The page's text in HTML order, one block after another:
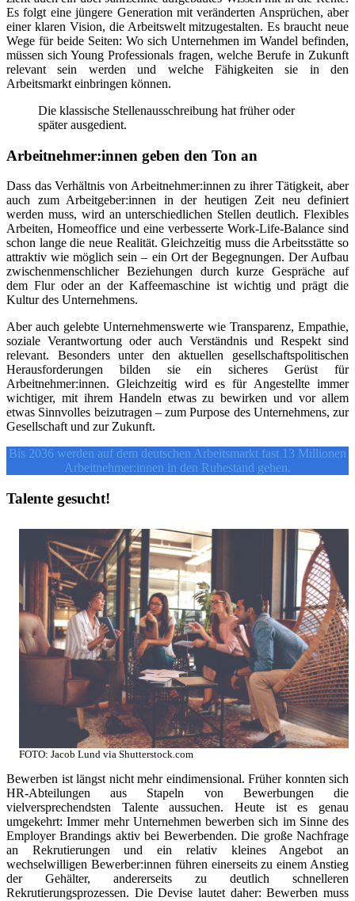
Es folgt eine jüngere Generation mit veränderten Ansprüchen, aber
einer klaren Vision, die Arbeitswelt mitzugestalten. Es braucht neue
Wege für beide Seiten: Wo sich Unternehmen im Wandel befinden,
müssen sich Young Professionals fragen, welche Berufe in Zukunft
relevant sein werden und welche Fähigkeiten sie in den
Arbeitsmarkt einbringen können.
Die klassische Stellenausschreibung hat früher oder
später ausgedient.
Arbeitnehmer:innen geben den Ton an
Dass das Verhältnis von Arbeitnehmer:innen zu ihrer Tätigkeit, aber
auch zum Arbeitgeber:innen in der heutigen Zeit neu definiert
werden muss, wird an unterschiedlichen Stellen deutlich. Flexibles
Arbeiten, Homeoffice und eine verbesserte Work-Life-Balance sind
schon lange die neue Realität. Gleichzeitig muss die Arbeitsstätte so
attraktiv wie möglich sein – ein Ort der Begegnungen. Der Aufbau
zwischenmenschlicher Beziehungen durch kurze Gespräche auf
dem Flur oder an der Kaffeemaschine ist wichtig und prägt die
Kultur des Unternehmens.
Aber auch gelebte Unternehmenswerte wie Transparenz, Empathie,
soziale Verantwortung oder auch Verständnis und Respekt sind
relevant. Besonders unter den aktuellen gesellschaftspolitischen
Herausforderungen bilden sie ein sicheres Gerüst für
Arbeitnehmer:innen. Gleichzeitig wird es für Angestellte immer
wichtiger, mit ihrem Handeln etwas zu bewirken und vor allem
etwas Sinnvolles beizutragen – zum Purpose des Unternehmens, zur
Gesellschaft und zur Zukunft.
Bis 2036 werden auf dem deutschen Arbeitsmarkt fast 13 Millionen
Arbeitnehmer:innen in den Ruhestand gehen.
Talente gesucht!
FOTO: Jacob Lund via Shutterstock.com
Bewerben ist längst nicht mehr eindimensional. Früher konnten sich
HR-Abteilungen aus Stapeln von Bewerbungen die
vielversprechendsten Talente aussuchen. Heute ist es genau
umgekehrt: Immer mehr Unternehmen bewerben sich im Sinne des
Employer Brandings aktiv bei Bewerbenden. Die große Nachfrage
an Rekrutierungen und ein relativ kleines Angebot an
wechselwilligen Bewerber:innen führen einerseits zu einem Anstieg
der Gehälter, andererseits zu deutlich schnelleren
Rekrutierungsprozessen. Die Devise lautet daher: Bewerben muss